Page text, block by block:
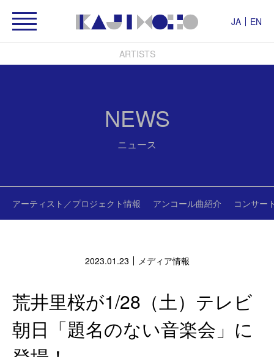
JA EN
ARTISTS
NEWS
ニュース
アーティスト／プロジェクト情報 アンコール曲紹介 コンサー
2023.01.23 メディア情報
荒井里桜が1/28（土）テレビ
朝日「題名のない音楽会」に